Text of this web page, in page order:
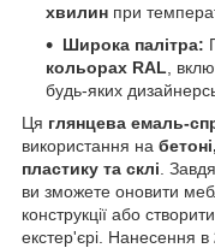
хвилин при
Широка палітра:
кольорах RAL ,
будь-яких
Ця глянцева емаль-
використання на
пластику та склі .
ви зможете оновити
конструкції або створити
екстер'єрі. Нанесення в